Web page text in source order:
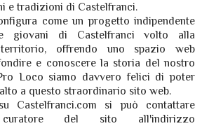
e tradizioni di Castelfranci.
come un progetto indipendente
giovani di Castelfranci volto alla
offrendo uno spazio web
e conoscere la storia del nostro
Loco siamo davvero felici di poter
a questo straordinario sito web.
Castelfranci.com si può contattare
del sito all'indirizzo